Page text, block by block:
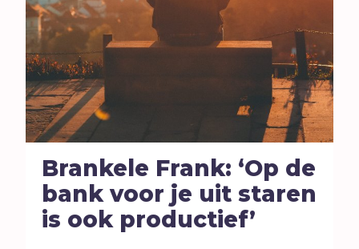
Brankele Frank: ‘Op de
bank voor je uit staren
is ook productief’